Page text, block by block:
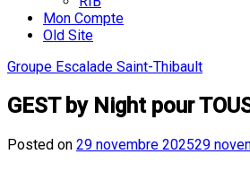
Mon Compte
Old Site
Groupe Escalade Saint-Thibault
GEST by Night pour
Posted on 29 novembre 202529